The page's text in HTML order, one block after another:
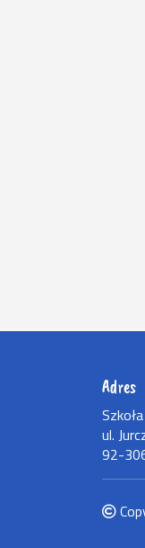
Adres
ul.
92-